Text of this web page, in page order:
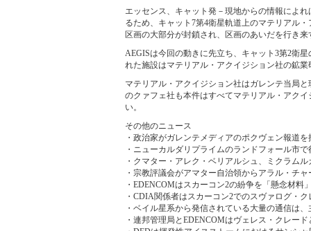
エッセンス、キャット発－現地からの情報によ
るため、キャット7第4衛星軌道上のマテリアル
区画の大部分が封鎖され、区画のあいだを行き
AEGISは今回の動きに先立ち、キャット3第2衛
れた施設はマテリアル・アクイジション社の鉱
マテリアル・アクイジション社はガレンテ当局
のクァフェ社も本件はすべてマテリアル・アク
い。
その他のニュース
・政治家がガレンテメディアのポクヴェン報道
・ニューカルダリプライムのランドフォール市
・クマター・アレク・ベリアルシュ、ミクラム
・宗教評議会がアマター自治領からアラル・チ
・EDENCOMはスカーコン2の紛争を「懸念材
・CDIA関係者はスカーコン2でのスヴァログ・
・ベイル星系から発信されている大量の通信は
・連邦管理局とEDENCOMはヴェレス・クレー